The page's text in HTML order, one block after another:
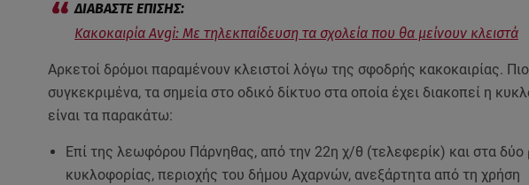
Κακοκαιρία Avgi: Με τηλεκπαίδευση τα σχολεία που θα μείνουν κλειστά
Αρκετοί δρόμοι παραμένουν κλειστοί λόγω της σφοδρής κακοκαιρίας. Πιο
συγκεκριμένα, τα σημεία στο οδικό δίκτυο στα οποία έχει διακοπεί η
είναι τα παρακάτω:
Επί της λεωφόρου Πάρνηθας, από την 22η χ/θ (τελεφερίκ) και στα δύο
κυκλοφορίας, περιοχής του δήμου Αχαρνών, ανεξάρτητα από τη χρήση